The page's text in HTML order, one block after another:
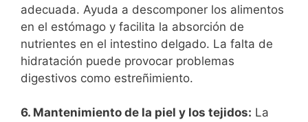
adecuada. Ayuda a descomponer los alimentos
en el estómago y facilita la absorción de
nutrientes en el intestino delgado. La falta de
hidratación puede provocar problemas
digestivos como estreñimiento.
6. Mantenimiento de la piel y los tejidos: La